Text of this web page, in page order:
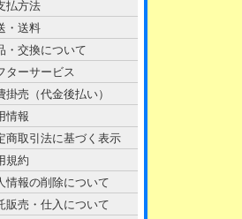
払方法
・送料
・交換について
ターサービス
掛売（代金後払い）
情報
商取引法に基づく表示
規約
情報の削除について
販売・仕入について